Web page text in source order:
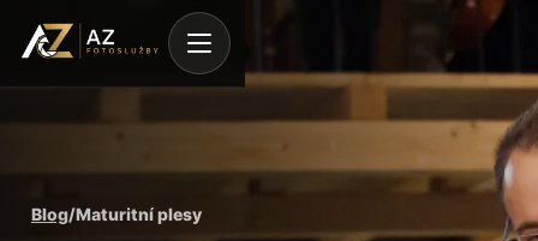
Blog/Maturitní plesy